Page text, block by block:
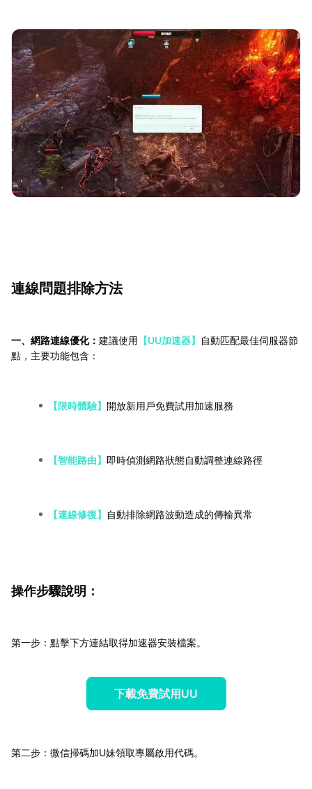
連線問題排除方法
一、網路連線優化： 建議使用 【UU加速器】
自動匹配最佳伺服器節
點，主要功能包含：
【限時體驗】 開放新用戶免費試用加速服務
【智能路由】 即時偵測網路狀態自動調整連線路徑
【連線修復】 自動排除網路波動造成的傳輸異常
操作步驟說明：
第一步：點擊下方連結取得加速器安裝檔案。
下載免費試用UU
第二步：微信掃碼加U妹領取專屬啟用代碼。